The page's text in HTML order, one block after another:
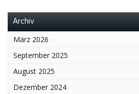
Archiv
März 2026
September 2025
August 2025
Dezember 2024